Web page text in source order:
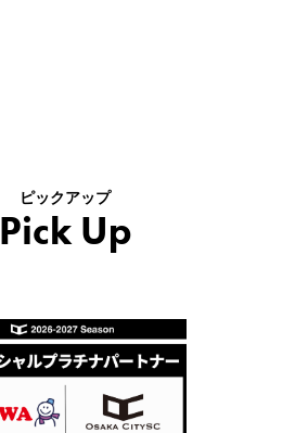
ピックアップ
Pick Up